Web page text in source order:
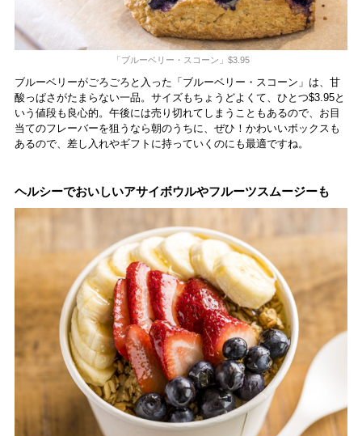
「ブルーベリー・スコーン」$3.95
ブルーベリーがごろごろと入った「ブルーベリー・スコーン」は、甘
酸っぱさがたまらない一品。サイズもちょうどよくて、ひとつ$3.95と
いう値段も良心的。午後には売り切れてしまうこともあるので、お目
当てのフレーバーを狙うなら朝のうちに、ぜひ！かわいいボックスも
あるので、差し入れやギフトに持っていくのにも最適ですね。
ヘルシーでおいしいアサイボウルやフルーツスムージーも